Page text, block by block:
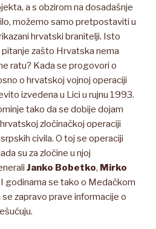
a s obzirom na dosadašnje
možemo samo pretpostaviti u
hrvatski branitelji. Isto
zašto Hrvatska nema
ratu? Kada se progovori o
o hrvatskoj vojnoj operaciji
izvedena u Lici u rujnu 1993.
tako da se dobije dojam
zločinačkoj operaciji
civila. O toj se operaciji
su za zločine u njoj
Janko Bobetko, Mirko
I godinama se tako o Medačkom
zapravo prave informacije o